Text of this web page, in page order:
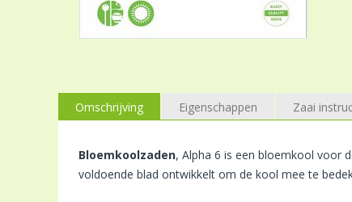
Omschrijving Eigenschappen Zaai
Bloemkoolzaden, Alpha 6 is een bloemkool voor
voldoende blad ontwikkelt om de kool mee te